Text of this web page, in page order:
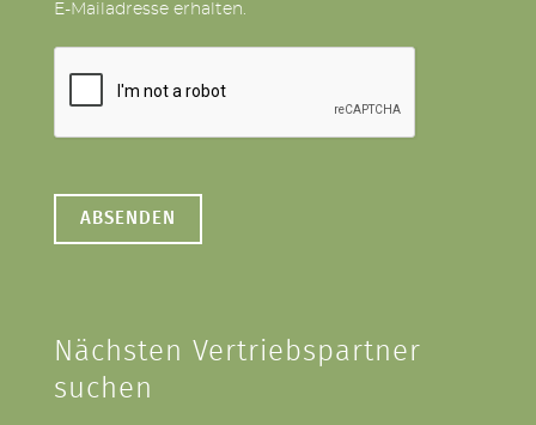
E-Mailadresse erhalten.
Nächsten Vertriebspartner
suchen